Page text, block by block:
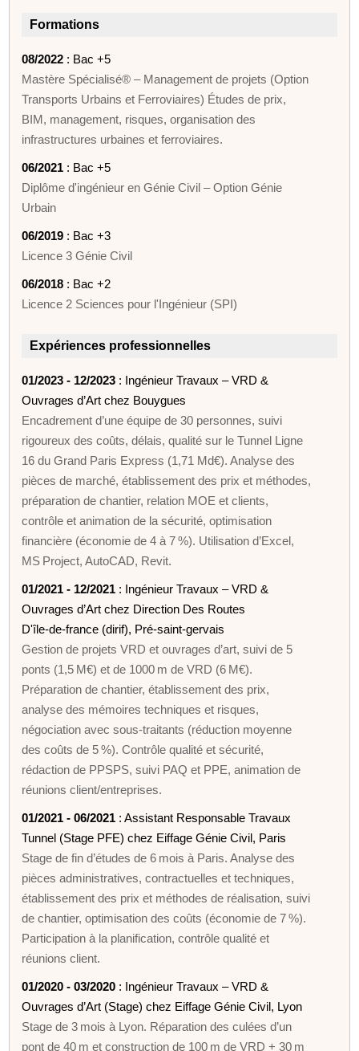
Formations
08/2022 : Bac +5
Mastère Spécialisé® – Management de projets (Option
Transports Urbains et Ferroviaires) Études de prix,
BIM, management, risques, organisation des
infrastructures urbaines et ferroviaires.
06/2021 : Bac +5
Diplôme d'ingénieur en Génie Civil – Option Génie
Urbain
06/2019 : Bac +3
Licence 3 Génie Civil
06/2018 : Bac +2
Licence 2 Sciences pour l'Ingénieur (SPI)
Expériences professionnelles
01/2023 - 12/2023 : Ingénieur Travaux – VRD &
Ouvrages d’Art chez Bouygues
Encadrement d’une équipe de 30 personnes, suivi
rigoureux des coûts, délais, qualité sur le Tunnel Ligne
16 du Grand Paris Express (1,71 Md€). Analyse des
pièces de marché, établissement des prix et méthodes,
préparation de chantier, relation MOE et clients,
contrôle et animation de la sécurité, optimisation
financière (économie de 4 à 7 %). Utilisation d’Excel,
MS Project, AutoCAD, Revit.
01/2021 - 12/2021 : Ingénieur Travaux – VRD &
Ouvrages d’Art chez Direction Des Routes
D'île‑de‑france (dirif), Pré‑saint‑gervais
Gestion de projets VRD et ouvrages d’art, suivi de 5
ponts (1,5 M€) et de 1000 m de VRD (6 M€).
Préparation de chantier, établissement des prix,
analyse des mémoires techniques et risques,
négociation avec sous‑traitants (réduction moyenne
des coûts de 5 %). Contrôle qualité et sécurité,
rédaction de PPSPS, suivi PAQ et PPE, animation de
réunions client/entreprises.
01/2021 - 06/2021 : Assistant Responsable Travaux
Tunnel (Stage PFE) chez Eiffage Génie Civil, Paris
Stage de fin d’études de 6 mois à Paris. Analyse des
pièces administratives, contractuelles et techniques,
établissement des prix et méthodes de réalisation, suivi
de chantier, optimisation des coûts (économie de 7 %).
Participation à la planification, contrôle qualité et
réunions client.
01/2020 - 03/2020 : Ingénieur Travaux – VRD &
Ouvrages d’Art (Stage) chez Eiffage Génie Civil, Lyon
Stage de 3 mois à Lyon. Réparation des culées d’un
pont de 40 m et construction de 100 m de VRD + 30 m